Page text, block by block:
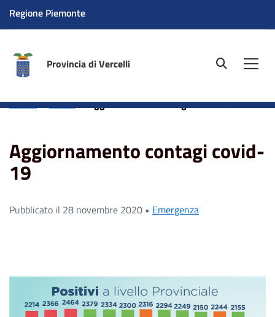
Regione Piemonte
Provincia di Vercelli site.searc
Home News Aggiornamento contagi covid-19
Aggiornamento contagi covid-
19
Pubblicato il 28 novembre 2020 • Emergenza